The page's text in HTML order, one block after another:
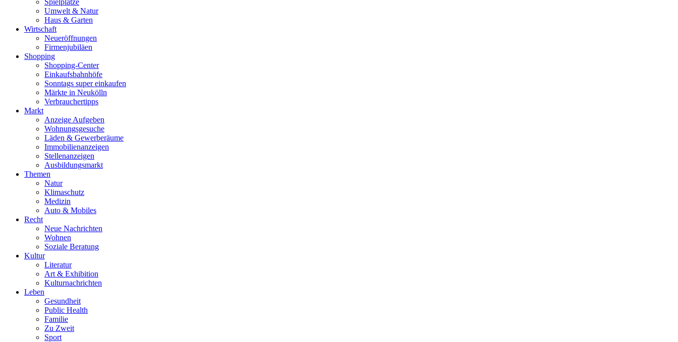
Umwelt & Natur
Haus & Garten
Wirtschaft
Neueröffnungen
Firmenjubiläen
Shopping
Shopping-Center
Einkaufsbahnhöfe
Sonntags super einkaufen
Märkte in Neukölln
Verbrauchertipps
Markt
Anzeige Aufgeben
Wohnungsgesuche
Läden & Gewerberäume
Immobilienanzeigen
Stellenanzeigen
Ausbildungsmarkt
Themen
Natur
Klimaschutz
Medizin
Auto & Mobiles
Recht
Neue Nachrichten
Wohnen
Soziale Beratung
Kultur
Literatur
Art & Exhibition
Kulturnachrichten
Leben
Gesundheit
Public Health
Familie
Zu Zweit
Sport